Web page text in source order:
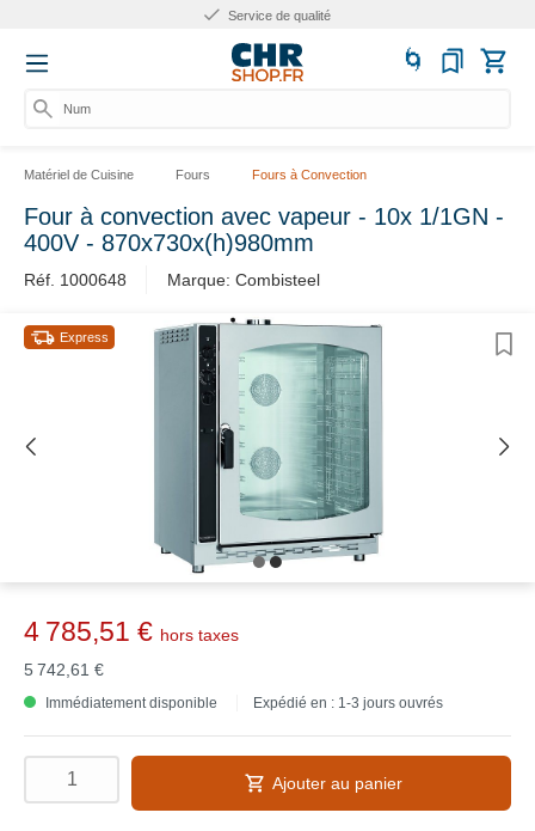
Service de qualité
Numér
Matériel de Cuisine Fours Fours à Convection
Four à convection avec vapeur - 10x 1/1GN -
400V - 870x730x(h)980mm
Réf. 1000648 Marque: Combisteel
Express
4 785,51 € hors taxes
5 742,61 €
Immédiatement disponible Expédié en : 1-3 jours ouvrés
Ajouter au panier